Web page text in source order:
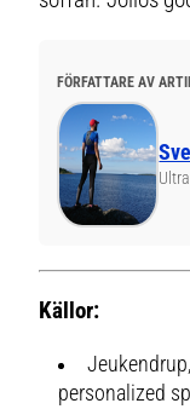
FÖRFATTARE AV
Källor:
personalized